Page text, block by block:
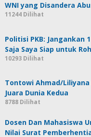
WNI yang Disandera
11244 Dilihat
Politisi PKB: Jangankan
Saja Saya Siap untuk
10293 Dilihat
Tontowi Ahmad/
Juara Dunia Kedua
8788 Dilihat
Dosen Dan Mahasiswa
Nilai Surat